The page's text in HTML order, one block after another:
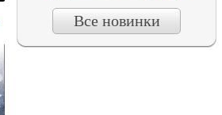
Все новинки